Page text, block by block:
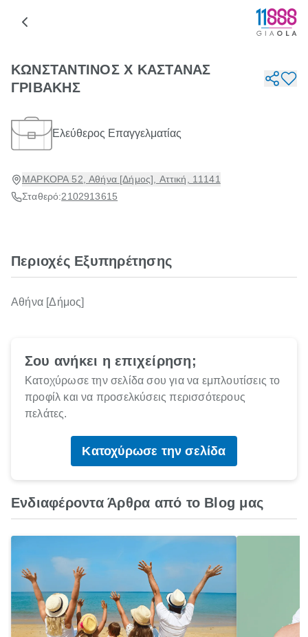
ΚΩΝΣΤΑΝΤΙΝΟΣ Χ ΚΑΣΤΑΝΑΣ
ΓΡΙΒΑΚΗΣ
Ελεύθερος Επαγγελματίας
ΜΑΡΚΟΡΑ 52, Αθήνα [Δήμος], Αττική, 11141
Σταθερό:2102913615
Περιοχές Εξυπηρέτησης
Αθήνα [Δήμος]
Σου ανήκει η επιχείρηση;
Κατοχύρωσε την σελίδα σου για να εμπλουτίσεις το
προφίλ και να προσελκύσεις περισσότερους
πελάτες.
Κατοχύρωσε την σελίδα
Ενδιαφέροντα Άρθρα από το Blog μας